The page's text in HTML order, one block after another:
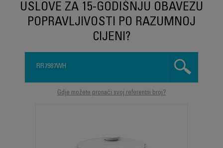
USLOVE ZA 15-GODIŠNJU OBAVEZU
POPRAVLJIVOSTI PO RAZUMNOJ
CIJENI?
Gdje možete pronaći svoj referentni broj?